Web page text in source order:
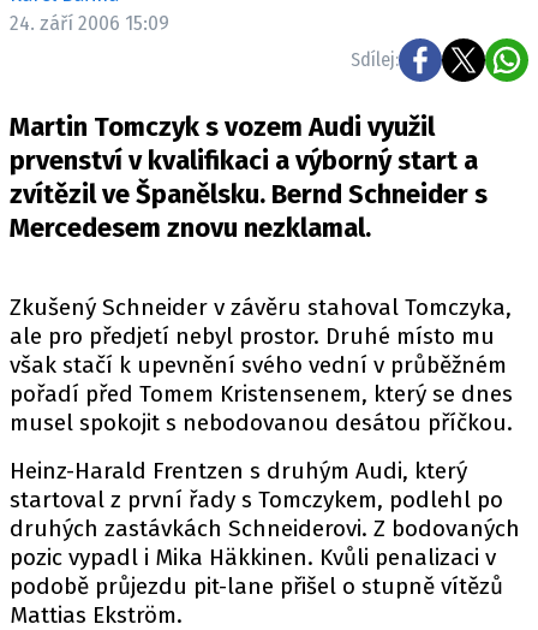
TRH S ELEKTROMOBILY
RALLY
ROZHOVORY
DAKAR
Z DOMOVA
ZE SVĚTA
MOTORSPORT
PIT LANE
ČEŠI V AKCI
24. září 2006 15:09
Sdílej:
Martin Tomczyk s vozem Audi využil
prvenství v kvalifikaci a výborný start a
zvítězil ve Španělsku. Bernd Schneider s
Mercedesem znovu nezklamal.
Zkušený Schneider v závěru stahoval Tomczyka,
ale pro předjetí nebyl prostor. Druhé místo mu
však stačí k upevnění svého vední v průběžném
pořadí před Tomem Kristensenem, který se dnes
musel spokojit s nebodovanou desátou příčkou.
Heinz-Harald Frentzen s druhým Audi, který
startoval z první řady s Tomczykem, podlehl po
druhých zastávkách Schneiderovi. Z bodovaných
pozic vypadl i Mika Häkkinen. Kvůli penalizaci v
podobě průjezdu pit-lane přišel o stupně vítězů
Mattias Ekström.